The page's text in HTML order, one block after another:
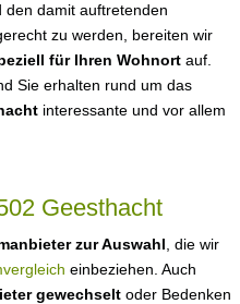
den damit auftretenden
zu werden, bereiten wir
für Ihren Wohnort auf.
Sie erhalten rund um das
interessante und vor allem
Geesthacht
zur Auswahl , die wir
einbeziehen. Auch
gewechselt oder Bedenken